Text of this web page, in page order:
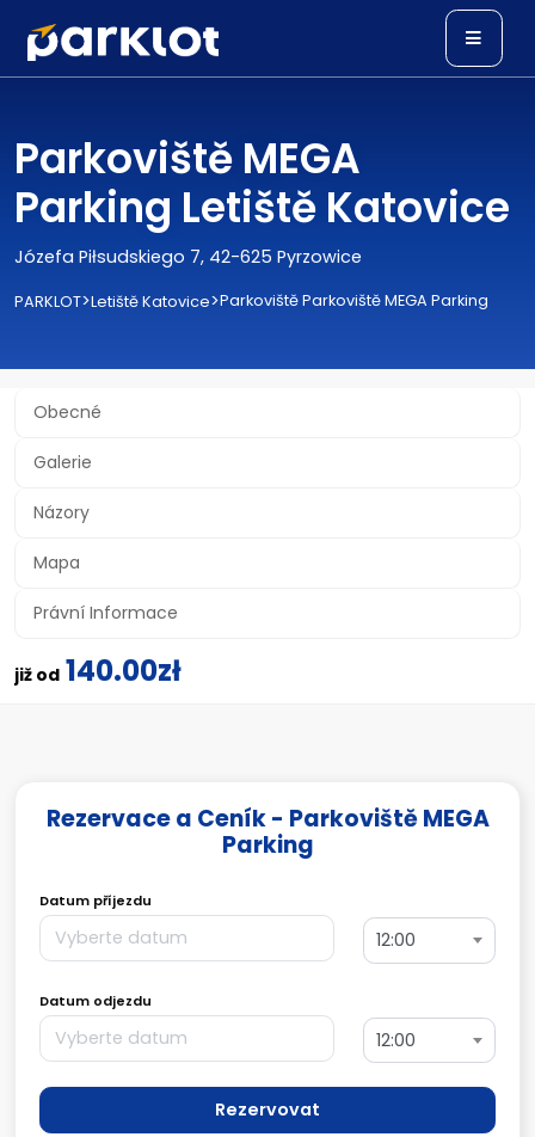
Parkoviště MEGA
Parking Letiště Katovice
Józefa Piłsudskiego 7, 42-625 Pyrzowice
PARKLOT>Letiště Katovice>Parkoviště Parkoviště MEGA Parking
Obecné
Galerie
Názory
Mapa
Právní Informace
již od 140.00zł
Rezervace a Ceník - Parkoviště MEGA
Parking
Datum příjezdu
12:00
Datum odjezdu
12:00
Rezervovat